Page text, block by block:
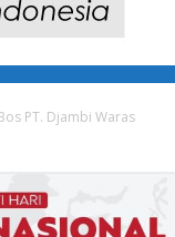
PT. Djambi Waras